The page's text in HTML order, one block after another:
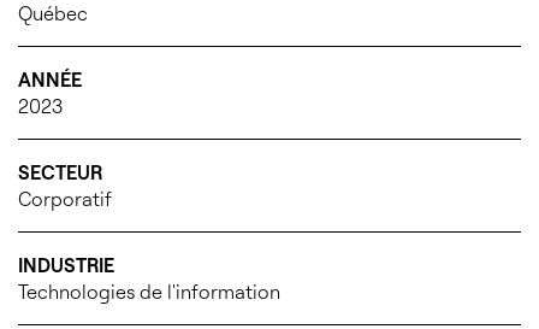
Québec
ANNÉE
2023
SECTEUR
Corporatif
INDUSTRIE
Technologies de l'information